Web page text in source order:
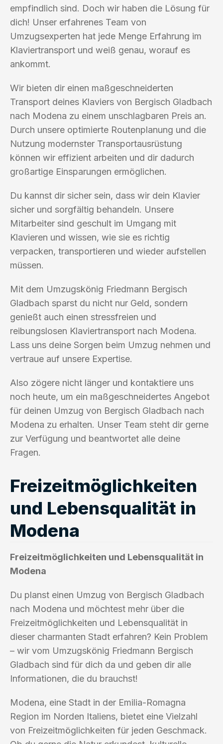
empfindlich sind. Doch wir haben die Lösung für
dich! Unser erfahrenes Team von
Umzugsexperten hat jede Menge Erfahrung im
Klaviertransport und weiß genau, worauf es
ankommt.
Wir bieten dir einen maßgeschneiderten
Transport deines Klaviers von Bergisch Gladbach
nach Modena zu einem unschlagbaren Preis an.
Durch unsere optimierte Routenplanung und die
Nutzung modernster Transportausrüstung
können wir effizient arbeiten und dir dadurch
großartige Einsparungen ermöglichen.
Du kannst dir sicher sein, dass wir dein Klavier
sicher und sorgfältig behandeln. Unsere
Mitarbeiter sind geschult im Umgang mit
Klavieren und wissen, wie sie es richtig
verpacken, transportieren und wieder aufstellen
müssen.
Mit dem Umzugskönig Friedmann Bergisch
Gladbach sparst du nicht nur Geld, sondern
genießt auch einen stressfreien und
reibungslosen Klaviertransport nach Modena.
Lass uns deine Sorgen beim Umzug nehmen und
vertraue auf unsere Expertise.
Also zögere nicht länger und kontaktiere uns
noch heute, um ein maßgeschneidertes Angebot
für deinen Umzug von Bergisch Gladbach nach
Modena zu erhalten. Unser Team steht dir gerne
zur Verfügung und beantwortet alle deine
Fragen.
Freizeitmöglichkeiten
und Lebensqualität in
Modena
Freizeitmöglichkeiten und Lebensqualität in
Modena
Du planst einen Umzug von Bergisch Gladbach
nach Modena und möchtest mehr über die
Freizeitmöglichkeiten und Lebensqualität in
dieser charmanten Stadt erfahren? Kein Problem
– wir vom Umzugskönig Friedmann Bergisch
Gladbach sind für dich da und geben dir alle
Informationen, die du brauchst!
Modena, eine Stadt in der Emilia-Romagna
Region im Norden Italiens, bietet eine Vielzahl
von Freizeitmöglichkeiten für jeden Geschmack.